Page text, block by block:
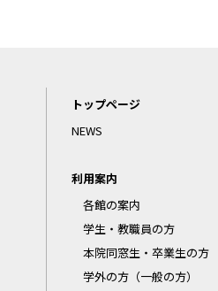
トップページ
NEWS
利用案内
各館の案内
学生・教職員の方
本院同窓生・卒業生の方
学外の方（一般の方）